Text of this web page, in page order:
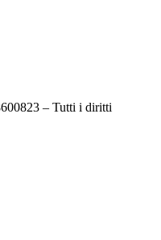
– Tutti i diritti